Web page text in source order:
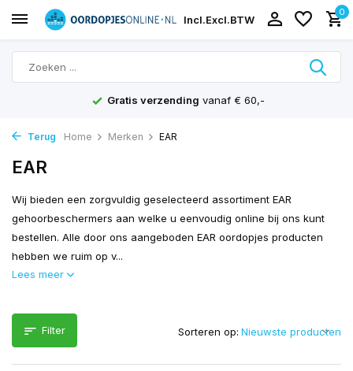
Incl.Excl.BTW
0
Scherpe prijzenen achteraf betalen mogelijk
Terug Home Merken EAR
EAR
Wij bieden een zorgvuldig geselecteerd assortiment EAR
gehoorbeschermers aan welke u eenvoudig online bij ons kunt
bestellen. Alle door ons aangeboden EAR oordopjes producten
hebben we ruim op v...
Lees meer
Filter Sorteren op: